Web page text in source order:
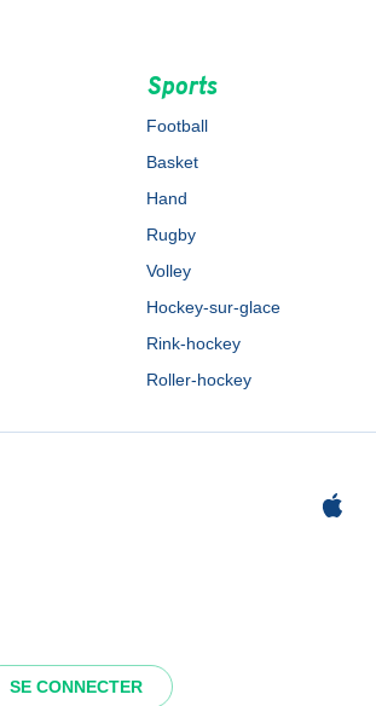
SE CONNECTER
Sports
Football
Basket
Hand
Rugby
Volley
Hockey-sur-glace
Rink-hockey
Roller-hockey